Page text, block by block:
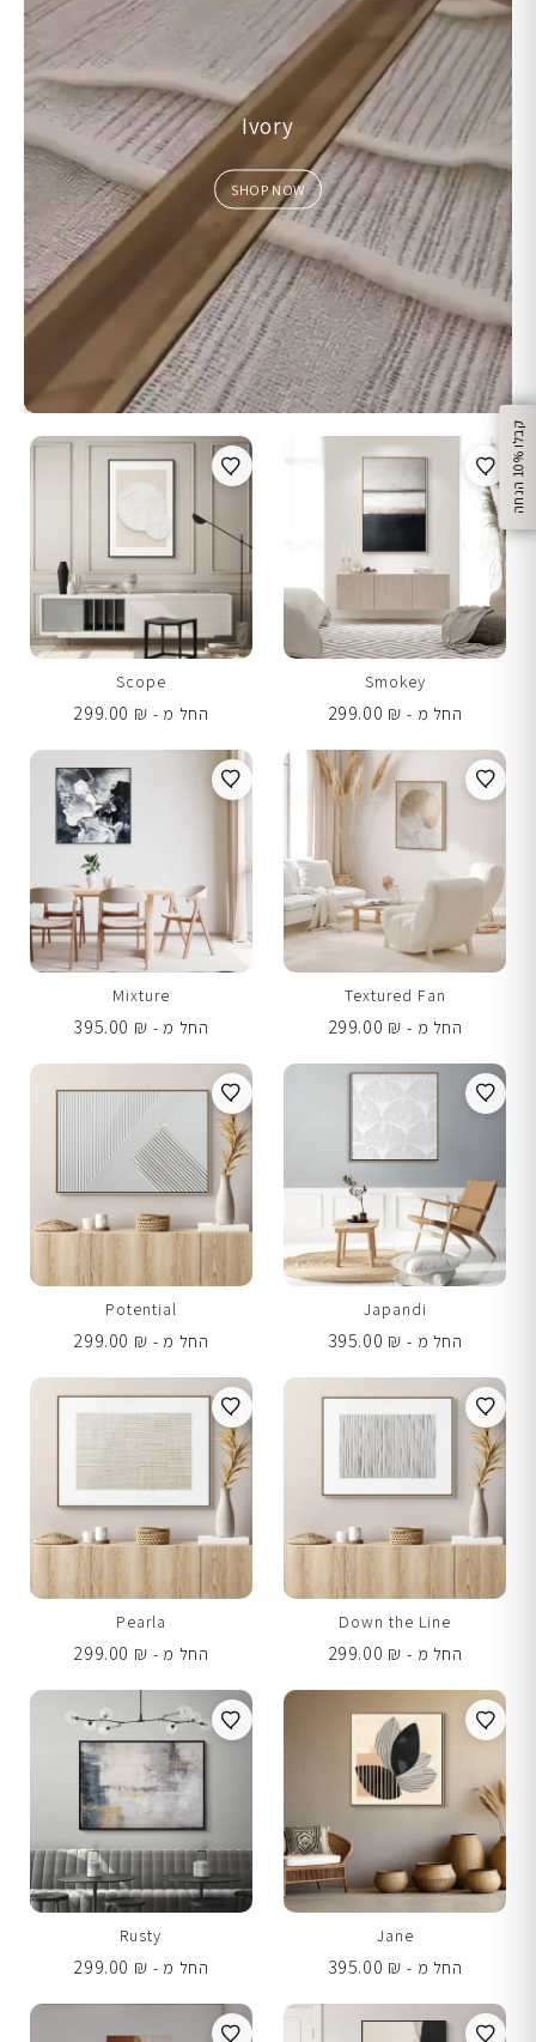
ק
ב
ל
ו
1
0
%
ה
נ
ח
ה
Ivory
SHOP NOW
Smokey
החל מ -
299.00 ₪
Scope
החל מ -
299.00 ₪
Textured Fan
החל מ -
299.00 ₪
Mixture
החל מ -
395.00 ₪
Japandi
החל מ -
395.00 ₪
Potential
החל מ -
299.00 ₪
Down the Line
החל מ -
299.00 ₪
Pearla
החל מ -
299.00 ₪
Jane
החל מ -
395.00 ₪
Rusty
החל מ -
299.00 ₪